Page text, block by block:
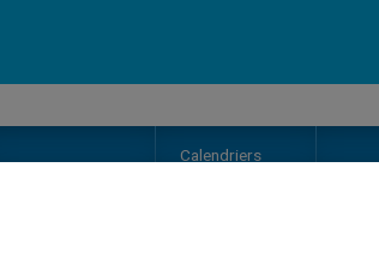
Noscampus
Calendriers
En